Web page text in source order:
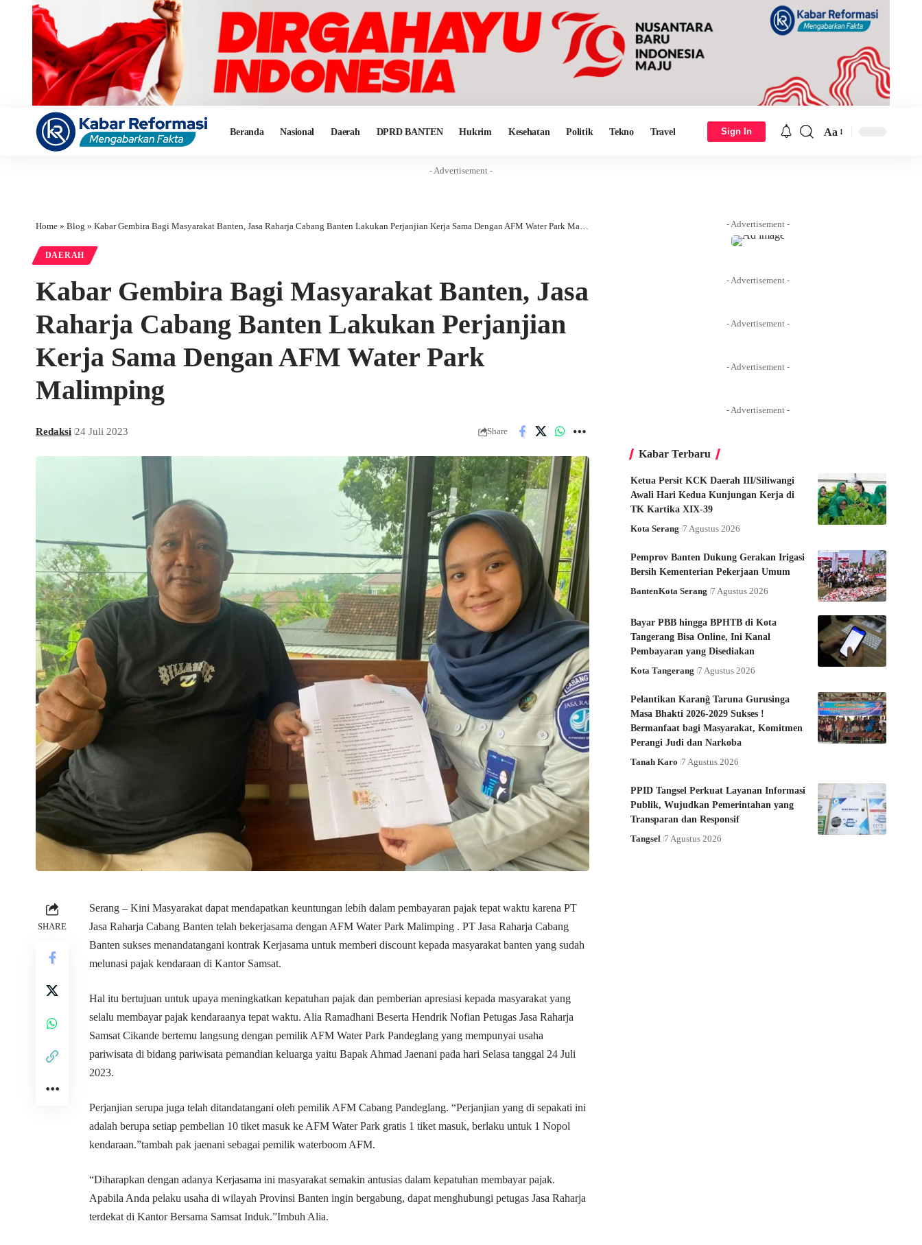
Beranda Nasional Daerah DPRD BANTEN Hukrim Kesehatan Politik Tekno Travel Sign In Aa
- Advertisement -
Home » Blog » Kabar Gembira Bagi Masyarakat Banten, Jasa Raharja Cabang Banten Lakukan Perjanjian Kerja Sama Dengan AFM Water Park Malimping
DAERAH
Kabar Gembira Bagi Masyarakat Banten, Jasa
Raharja Cabang Banten Lakukan Perjanjian
Kerja Sama Dengan AFM Water Park
Malimping
Redaksi 24 Juli 2023 Share
SHARE
Serang – Kini Masyarakat dapat mendapatkan keuntungan lebih dalam pembayaran pajak tepat waktu karena PT
Jasa Raharja Cabang Banten telah bekerjasama dengan AFM Water Park Malimping . PT Jasa Raharja Cabang
Banten sukses menandatangani kontrak Kerjasama untuk memberi discount kepada masyarakat banten yang sudah
melunasi pajak kendaraan di Kantor Samsat.
Hal itu bertujuan untuk upaya meningkatkan kepatuhan pajak dan pemberian apresiasi kepada masyarakat yang
selalu membayar pajak kendaraanya tepat waktu. Alia Ramadhani Beserta Hendrik Nofian Petugas Jasa Raharja
Samsat Cikande bertemu langsung dengan pemilik AFM Water Park Pandeglang yang mempunyai usaha
pariwisata di bidang pariwisata pemandian keluarga yaitu Bapak Ahmad Jaenani pada hari Selasa tanggal 24 Juli
2023.
Perjanjian serupa juga telah ditandatangani oleh pemilik AFM Cabang Pandeglang. “Perjanjian yang di sepakati ini
adalah berupa setiap pembelian 10 tiket masuk ke AFM Water Park gratis 1 tiket masuk, berlaku untuk 1 Nopol
kendaraan.”tambah pak jaenani sebagai pemilik waterboom AFM.
“Diharapkan dengan adanya Kerjasama ini masyarakat semakin antusias dalam kepatuhan membayar pajak.
Apabila Anda pelaku usaha di wilayah Provinsi Banten ingin bergabung, dapat menghubungi petugas Jasa Raharja
terdekat di Kantor Bersama Samsat Induk.”Imbuh Alia.
- Advertisement -
- Advertisement -
- Advertisement -
- Advertisement -
- Advertisement -
Kabar Terbaru
Ketua Persit KCK Daerah III/Siliwangi
Awali Hari Kedua Kunjungan Kerja di
TK Kartika XIX-39
Kota Serang 7 Agustus 2026
Pemprov Banten Dukung Gerakan Irigasi
Bersih Kementerian Pekerjaan Umum
BantenKota Serang 7 Agustus 2026
Bayar PBB hingga BPHTB di Kota
Tangerang Bisa Online, Ini Kanal
Pembayaran yang Disediakan
Kota Tangerang 7 Agustus 2026
Pelantikan Karanĝ Taruna Gurusinga
Masa Bhakti 2026-2029 Sukses !
Bermanfaat bagi Masyarakat, Komitmen
Perangi Judi dan Narkoba
Tanah Karo 7 Agustus 2026
PPID Tangsel Perkuat Layanan Informasi
Publik, Wujudkan Pemerintahan yang
Transparan dan Responsif
Tangsel 7 Agustus 2026